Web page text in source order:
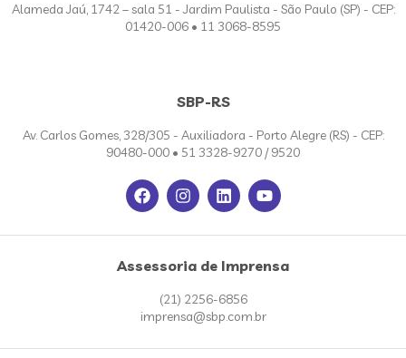
Alameda Jaú, 1742 – sala 51 - Jardim Paulista - São Paulo (SP) - CEP:
01420-006 • 11 3068-8595
SBP-RS
Av. Carlos Gomes, 328/305 - Auxiliadora - Porto Alegre (RS) - CEP:
90480-000 • 51 3328-9270 / 9520
Assessoria de Imprensa
(21) 2256-6856
imprensa@sbp.com.br